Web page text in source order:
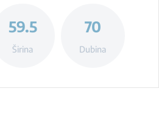
59.5
Širina
70
Dubina